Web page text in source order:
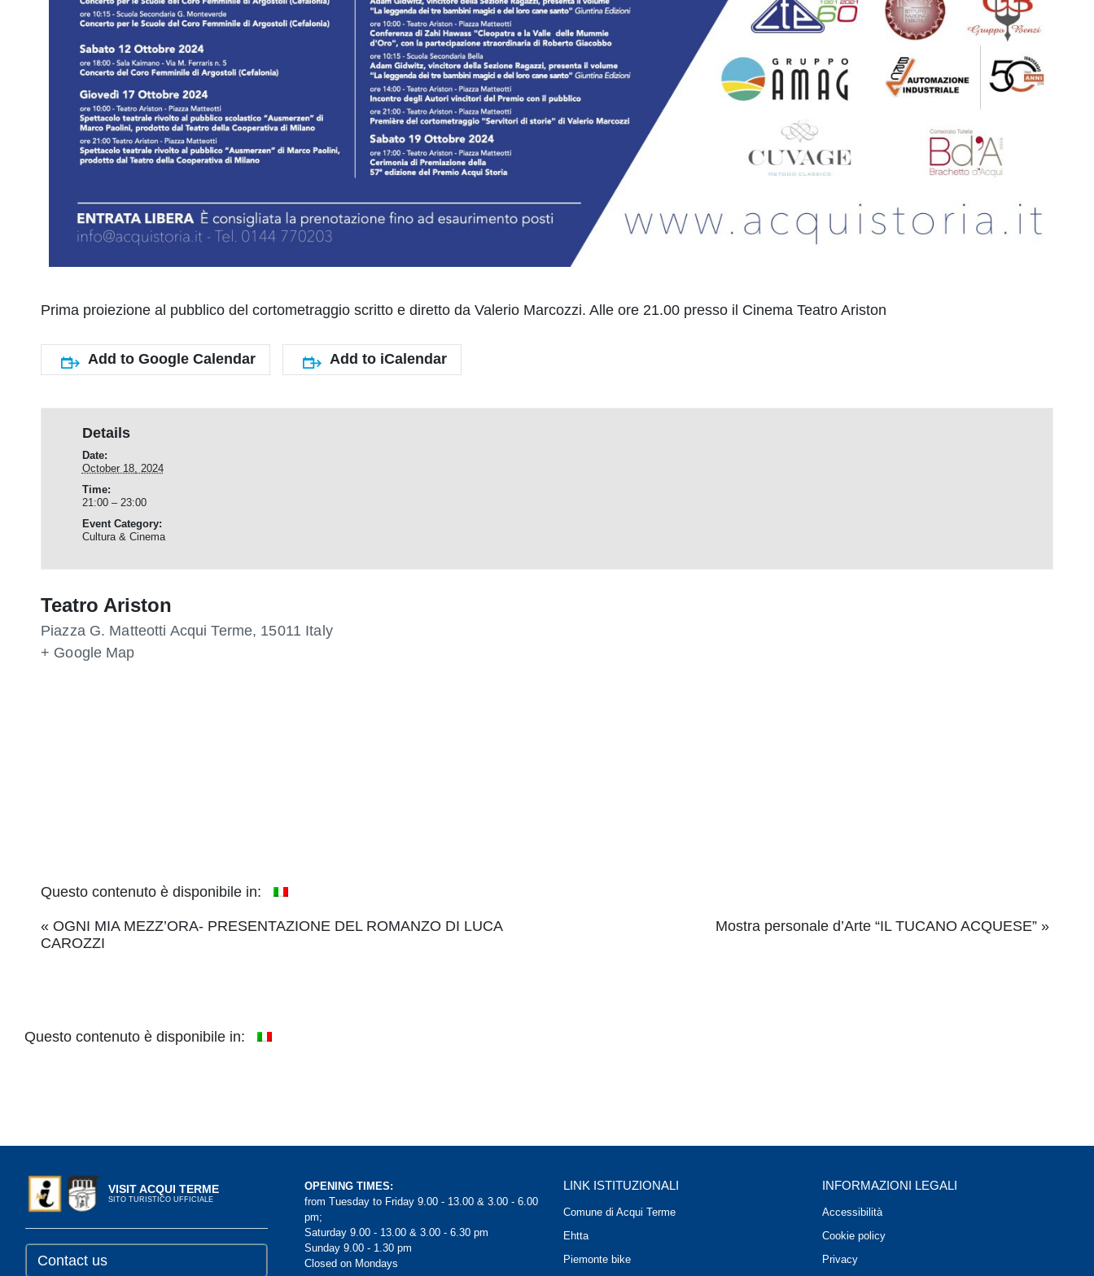
Prima proiezione al pubblico del cortometraggio scritto e diretto da Valerio Marcozzi. Alle ore 21.00 presso il Cinema Teatro Ariston
Add to Google Calendar Add to iCalendar
Details
Date:
October 18, 2024
Time:
21:00 – 23:00
Event Category:
Cultura & Cinema
Teatro Ariston
Piazza G. Matteotti Acqui Terme, 15011 Italy
+ Google Map
Questo contenuto è disponibile in:
Event
« OGNI MIA MEZZ’ORA- PRESENTAZIONE DEL ROMANZO DI LUCA
CAROZZI
Mostra personale d’Arte “IL TUCANO ACQUESE” »
Questo contenuto è disponibile in:
VISIT ACQUI TERME
SITO TURISTICO UFFICIALE
Contact us
OPENING TIMES:
from Tuesday to Friday 9.00 - 13.00 & 3.00 - 6.00
pm;
Saturday 9.00 - 13.00 & 3.00 - 6.30 pm
Sunday 9.00 - 1.30 pm
Closed on Mondays
LINK ISTITUZIONALI
Comune di Acqui Terme
Ehtta
Piemonte bike
INFORMAZIONI LEGALI
Accessibilità
Cookie policy
Privacy